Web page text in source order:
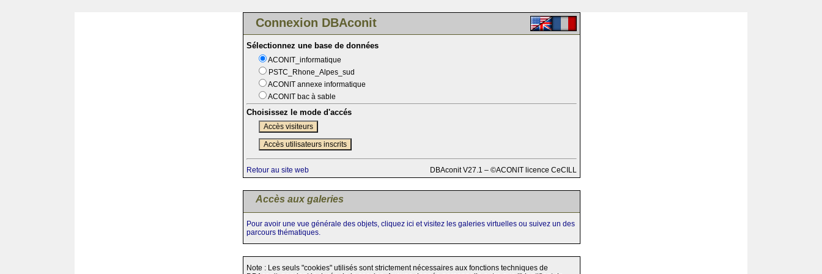
Connexion DBAconit
Sélectionnez une base de données
ACONIT_informatique
PSTC_Rhone_Alpes_sud
ACONIT annexe informatique
ACONIT bac à sable
Choisissez le mode d'accés
Accès visiteurs
Accès utilisateurs inscrits
Retour au site web DBAconit V27.1 – ©ACONIT licence CeCILL
Accès aux galeries
Pour avoir une vue générale des objets, cliquez ici et visitez les galeries virtuelles ou suivez un des
parcours thématiques.
Note : Les seuls "cookies" utilisés sont strictement nécessaires aux fonctions techniques de